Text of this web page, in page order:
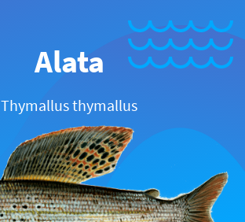
Alata
Thymallus thymallus